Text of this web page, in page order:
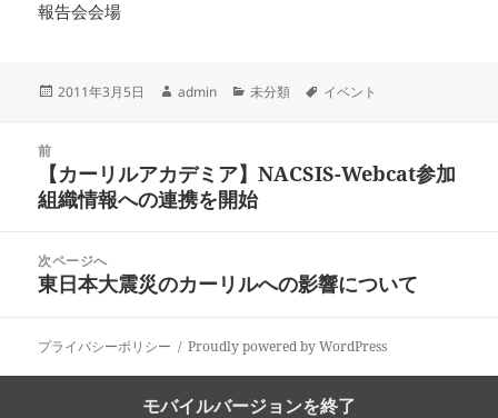
報告会会場
投
2011年3月5日
作
admin
カ
ー
未分類
タ
イベント
前
前
の
稿:
【カーリルアカデミア】NACSIS-Webcat参加
組織情報への連携を開始
次ページへ
次
投
東日本大震災のカーリルへの影響について
プライバシーポリシー Proudly powered by WordPress
モバイルバージョンを終了